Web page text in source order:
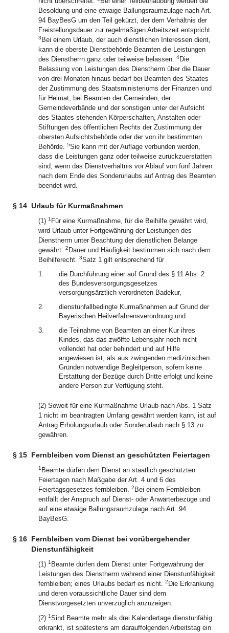
Besoldung und eine etwaige Ballungsraumzulage nach Art.
94 BayBesG um den Teil gekürzt, der dem Verhältnis der
Freistellungsdauer zur regelmäßigen Arbeitszeit entspricht.
3 Bei einem Urlaub, der auch dienstlichen Interessen dient,
kann die oberste Dienstbehörde Beamten die Leistungen
des Dienstherrn ganz oder teilweise belassen. 4Die
Belassung von Leistungen des Dienstherrn über die Dauer
von drei Monaten hinaus bedarf bei Beamten des Staates
der Zustimmung des Staatsministeriums der Finanzen und
für Heimat, bei Beamten der Gemeinden, der
Gemeindeverbände und der sonstigen unter der Aufsicht
des Staates stehenden Körperschaften, Anstalten oder
Stiftungen des öffentlichen Rechts der Zustimmung der
obersten Aufsichtsbehörde oder der von ihr bestimmten
Behörde. 5Sie kann mit der Auflage verbunden werden,
dass die Leistungen ganz oder teilweise zurückzuerstatten
sind, wenn das Dienstverhältnis vor Ablauf von fünf Jahren
nach dem Ende des Sonderurlaubs auf Antrag des Beamten
beendet wird.
§ 14 Urlaub für Kurmaßnahmen
(1) 1 Für eine Kurmaßnahme, für die Beihilfe gewährt wird,
wird Urlaub unter Fortgewährung der Leistungen des
Dienstherrn unter Beachtung der dienstlichen Belange
gewährt. 2 Dauer und Häufigkeit bestimmen sich nach dem
Beihilferecht. 3Satz 1 gilt entsprechend für
1.
die Durchführung einer auf Grund des § 11 Abs. 2
des Bundesversorgungsgesetzes
versorgungsärztlich verordneten Badekur,
2.
dienstunfallbedingte Kurmaßnahmen auf Grund der
Bayerischen Heilverfahrensverordnung und
3.
die Teilnahme von Beamten an einer Kur ihres
Kindes, das das zwölfte Lebensjahr noch nicht
vollendet hat oder behindert und auf Hilfe
angewiesen ist, als aus zwingenden medizinischen
Gründen notwendige Begleitperson, sofern keine
Erstattung der Bezüge durch Dritte erfolgt und keine
andere Person zur Verfügung steht.
(2) Soweit für eine Kurmaßnahme Urlaub nach Abs. 1 Satz
1 nicht im beantragten Umfang gewährt werden kann, ist auf
Antrag Erholungsurlaub oder Sonderurlaub nach § 13 zu
gewähren.
§ 15 Fernbleiben vom Dienst an geschützten Feiertagen
1 Beamte dürfen dem Dienst an staatlich geschützten
Feiertagen nach Maßgabe der Art. 4 und 6 des
Feiertagsgesetzes fernbleiben. 2 Bei einem Fernbleiben
entfällt der Anspruch auf Dienst- oder Anwärterbezüge und
auf eine etwaige Ballungsraumzulage nach Art. 94
BayBesG.
§ 16 Fernbleiben vom Dienst bei vorübergehender
Dienstunfähigkeit
(1) 1 Beamte dürfen dem Dienst unter Fortgewährung der
Leistungen des Dienstherrn während einer Dienstunfähigkeit
fernbleiben; eines Urlaubs bedarf es nicht. 2 Die Erkrankung
und deren voraussichtliche Dauer sind dem
Dienstvorgesetzten unverzüglich anzuzeigen.
(2) 1Sind Beamte mehr als drei Kalendertage dienstunfähig
erkrankt, ist spätestens am darauffolgenden Arbeitstag ein